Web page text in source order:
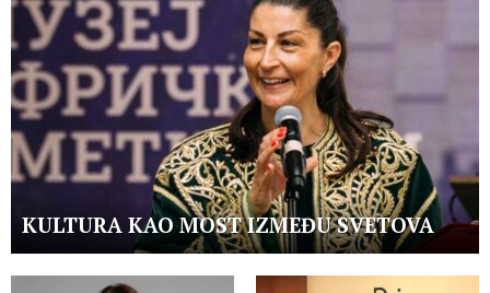
KULTURA KAO MOST IZMEĐU SVETOVA